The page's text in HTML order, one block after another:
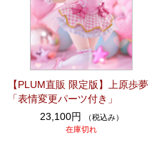
【PLUM直販 限定版】上原歩夢
「表情変更パーツ付き」
23,100円
（税込み）
在庫切れ